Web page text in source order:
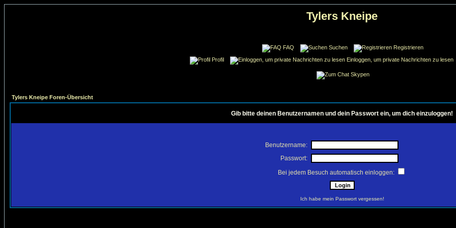
Tylers Kneipe
FAQ Suchen
Registrieren
Profil
Einloggen, um private Nachrichten zu lesen
Skypen
Tylers Kneipe Foren-Übersicht
Gib bitte deinen Benutzernamen und dein Passwort ein, um dich einzuloggen!
Benutzername:
Passwort:
Bei jedem Besuch automatisch einloggen:
Ich habe mein Passwort vergessen!